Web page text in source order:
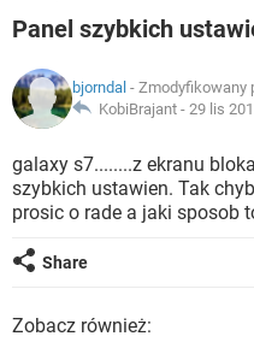
INSTAGRAM
WINDOWS 10
INSTAGRAM
WINDOWS 10
ANDROID
GRY
IOS
INSTAGRAM
WINDOWS 10
COVID-19
GRY
SPOTIFY
INSTAGRAM
WINDOWS 10
ARTYKUŁY
COVID-19
GRY
INSTAGRAM
WINDOWS 10
Panel szybkich
bjorndal - Zmodyfikowany
KobiBrajant - 29 lis
galaxy s7........z ekranu
szybkich ustawien. Tak
prosic o rade a jaki sposob
Share
Zobacz również: